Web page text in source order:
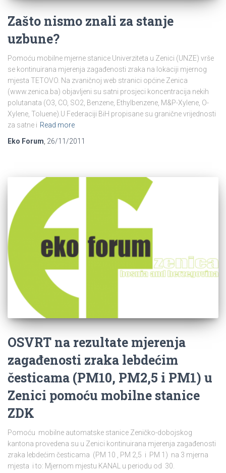
Zašto nismo znali za stanje
uzbune?
Pomoću mobilne mjerne stanice Univerziteta u Zenici (UNZE) vrše
se kontinuirana mjerenja zagađenosti zraka na lokaciji mjernog
mjesta TETOVO. Na zvaničnoj web stranici općine Zenica
(www.zenica.ba) objavljeni su satni prosjeci koncentracija nekih
polutanata (O3, CO, SO2, Benzene, Ethylbenzene, M&P-Xylene, O-
Xylene, Toluene).U Federaciji BiH propisane su granične vrijednosti
za satne i Read more
Eko Forum, 26/11/2011
OSVRT na rezultate mjerenja
zagađenosti zraka lebdećim
česticama (PM10, PM2,5 i PM1) u
Zenici pomoću mobilne stanice
ZDK
Pomoću mobilne automatske stanice Zeničko-dobojskog
kantona provedena su u Zenici kontinuirana mjerenja zagađenosti
zraka lebdećim česticama (PM 10 , PM 2,5 i PM 1) na 3 mjerna
mjesta i to: Mjernom mjestu KANAL u periodu od 30.